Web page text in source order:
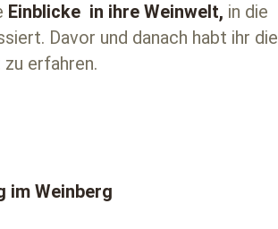
Einblicke in ihre Weinwelt, in die
Davor und danach habt ihr die
erfahren.
im Weinberg